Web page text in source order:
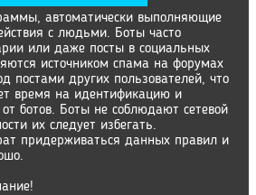
автоматически выполняющие
с людьми. Боты часто
или даже посты в социальных
источником спама на форумах
постами других пользователей, что
время на идентификацию и
ботов. Боты не соблюдают сетевой
их следует избегать.
придерживаться данных правил и